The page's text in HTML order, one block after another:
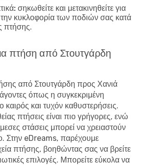
σηκωθείτε και μετακινηθείτε για
την κυκλοφορία των ποδιών σας κατά
πτήσης.
πτήση από Στουτγάρδη
από Στουτγάρδη προς Χανιά
όπως η συγκεκριμένη
και τυχόν καθυστερήσεις.
πτήσεις είναι πιο γρήγορες, ενώ
στάσεις μπορεί να χρειαστούν
Στην eDreams, παρέχουμε
πτήσης, βοηθώντας σας να βρείτε
επιλογές. Μπορείτε εύκολα να